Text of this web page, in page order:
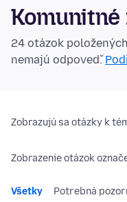
24 otázok
nemajú odpoveď.
Zobrazujú sa otázky k
Zobrazenie otázok
Všetky Potrebná